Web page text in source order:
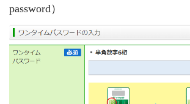
password）